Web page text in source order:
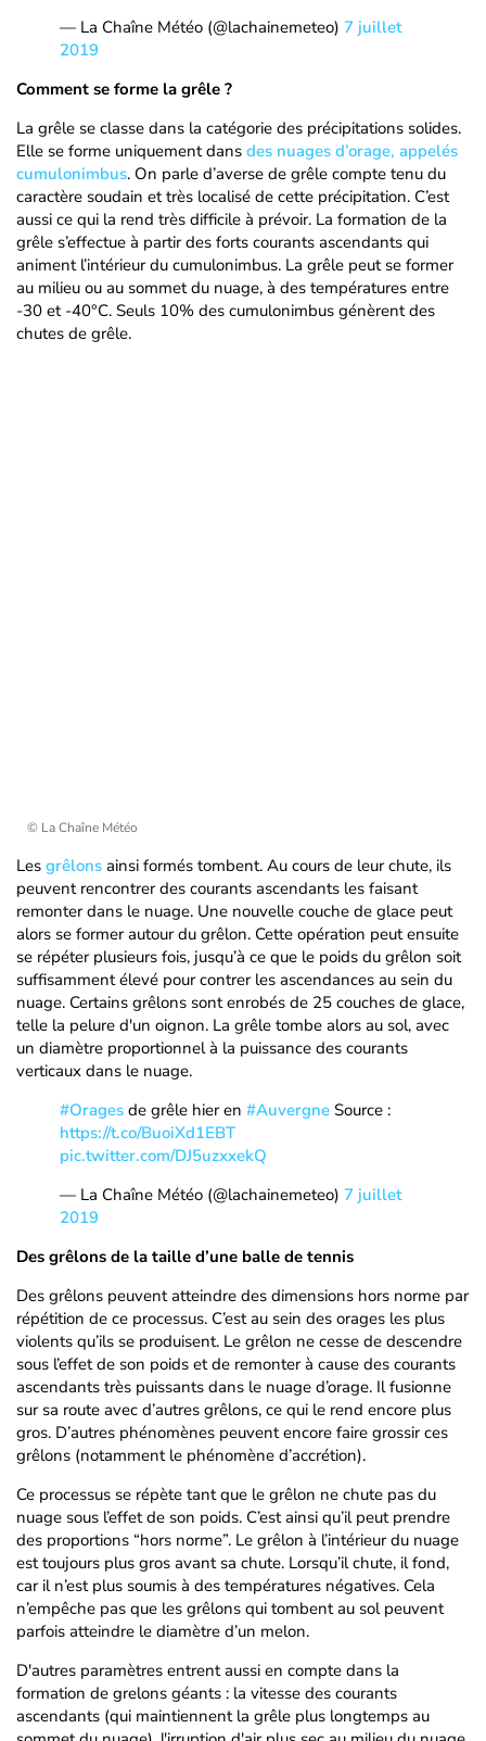
— La Chaîne Météo (@lachainemeteo) 7 juillet
2019
Comment se forme la grêle ?
La grêle se classe dans la catégorie des précipitations solides.
Elle se forme uniquement dans des nuages d’orage, appelés
cumulonimbus. On parle d’averse de grêle compte tenu du
caractère soudain et très localisé de cette précipitation. C’est
aussi ce qui la rend très difficile à prévoir. La formation de la
grêle s’effectue à partir des forts courants ascendants qui
animent l’intérieur du cumulonimbus. La grêle peut se former
au milieu ou au sommet du nuage, à des températures entre
-30 et -40°C. Seuls 10% des cumulonimbus génèrent des
chutes de grêle.
© La Chaîne Météo
Les grêlons ainsi formés tombent. Au cours de leur chute, ils
peuvent rencontrer des courants ascendants les faisant
remonter dans le nuage. Une nouvelle couche de glace peut
alors se former autour du grêlon. Cette opération peut ensuite
se répéter plusieurs fois, jusqu’à ce que le poids du grêlon soit
suffisamment élevé pour contrer les ascendances au sein du
nuage. Certains grêlons sont enrobés de 25 couches de glace,
telle la pelure d'un oignon. La grêle tombe alors au sol, avec
un diamètre proportionnel à la puissance des courants
verticaux dans le nuage.
#Orages de grêle hier en #Auvergne Source :
https://t.co/BuoiXd1EBT
pic.twitter.com/DJ5uzxxekQ
— La Chaîne Météo (@lachainemeteo) 7 juillet
2019
Des grêlons de la taille d’une balle de tennis
Des grêlons peuvent atteindre des dimensions hors norme par
répétition de ce processus. C’est au sein des orages les plus
violents qu’ils se produisent. Le grêlon ne cesse de descendre
sous l’effet de son poids et de remonter à cause des courants
ascendants très puissants dans le nuage d’orage. Il fusionne
sur sa route avec d’autres grêlons, ce qui le rend encore plus
gros. D’autres phénomènes peuvent encore faire grossir ces
grêlons (notamment le phénomène d’accrétion).
Ce processus se répète tant que le grêlon ne chute pas du
nuage sous l’effet de son poids. C’est ainsi qu’il peut prendre
des proportions “hors norme”. Le grêlon à l’intérieur du nuage
est toujours plus gros avant sa chute. Lorsqu’il chute, il fond,
car il n’est plus soumis à des températures négatives. Cela
n’empêche pas que les grêlons qui tombent au sol peuvent
parfois atteindre le diamètre d’un melon.
D'autres paramètres entrent aussi en compte dans la
formation de grelons géants : la vitesse des courants
ascendants (qui maintiennent la grêle plus longtemps au